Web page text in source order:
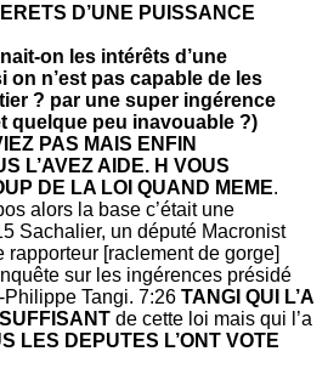
D’UNE PUISSANCE
on les intérêts d’une
on n’est pas capable de les
? par une super ingérence
quelque peu inavouable ?)
PAS MAIS ENFIN
L’AVEZ AIDE. H VOUS
DE LA LOI QUAND MEME.
alors la base c’était une
Sachalier, un député Macronist
[raclement de gorge]
sur les ingérences présidé
Philippe Tangi. 7:26TANGI QUI L’A
de cette loi mais qui l’a
LES DEPUTES L’ONT VOTE